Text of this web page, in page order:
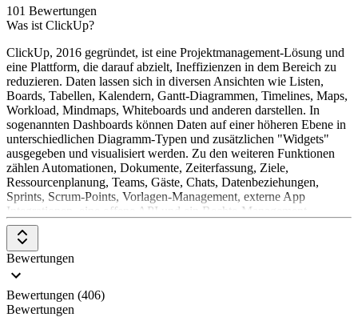
Was kann monday.com?
ist ein vielseitiges Work OS, das Teams dabei
unterstützt, Programme, Projekte und Prozesse sicher zu
organisieren, zu strukturieren und zu optimieren. Mit flexiblen
Bausteinen wie Boards, Dashboards, Apps, Integrationen,
Ansichten, Automatisierungen und Workdocs lassen sich
individuelle Workflow-Apps erstellen, die alle Aspekte der Arbeit
zentral bündeln und an einem Ort steuern.
Darüber hinaus stehen mehrere spezialisierte Produkte auf Basis des
Work OS zur Verfügung: monday Work Management, monday
CRM und monday Dev. Diese Lösungen sind auf spezifische
Workflows oder Branchenanforderungen zugeschnitten und können
beliebig kombiniert werden, um sämtliche Abläufe in einer einzigen
Plattform zu managen.
101 Bewertungen
Was ist ClickUp?
ClickUp, 2016 gegründet, ist eine Projektmanagement-Lösung und
eine Plattform, die darauf abzielt, Ineffizienzen in dem Bereich zu
reduzieren. Daten lassen sich in diversen Ansichten wie Listen,
Boards, Tabellen, Kalendern, Gantt-Diagrammen, Timelines, Maps,
Workload, Mindmaps, Whiteboards und anderen darstellen. In
sogenannten Dashboards können Daten auf einer höheren Ebene in
unterschiedlichen Diagramm-Typen und zusätzlichen "Widgets"
ausgegeben und visualisiert werden. Zu den weiteren Funktionen
zählen Automationen, Dokumente, Zeiterfassung, Ziele,
Ressourcenplanung, Teams, Gäste, Chats, Datenbeziehungen,
Sprints, Scrum-Points, Vorlagen-Management, externe App
Integrationen, eine offene API und ein Rechte-Management.
ClickUp kann kostenlos im "Free Forever" Plan genutzt werden.
Die kostenpflichtigen Pakete variieren zwischen 5 $ beim
"Unlimited Plan" bis 19 $ beim "Business Plus Plan" monatlich pro
Benutzer (bei jährlicher Abrechnung). Enterprise Pläne werden auf
Anfrage individuell erstellt.
Bewertungen
Bewertungen (406)
Bewertungen